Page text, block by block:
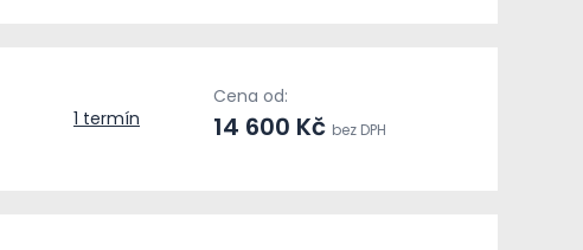
1 termín
Cena od:
14 600 Kč bez DPH